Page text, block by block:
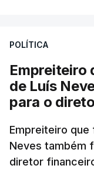
POLÍTICA
Empreiteiro
de Luís
para o
Empreiteiro que
Neves também
diretor